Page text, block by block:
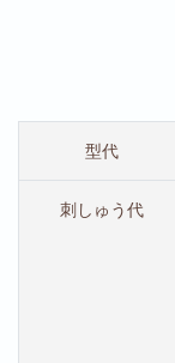
型代
刺しゅう代